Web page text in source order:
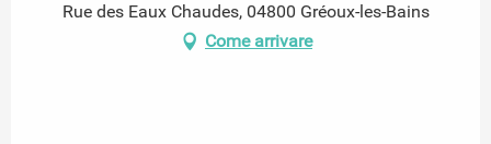
Rue des Eaux Chaudes, 04800 Gréoux-les-Bains
Come arrivare